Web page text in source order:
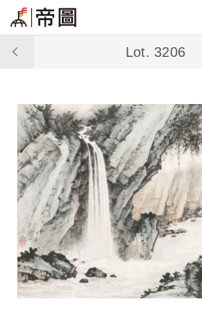
Lot. 3206